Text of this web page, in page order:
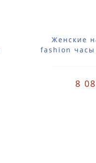
Женские
fashion
8